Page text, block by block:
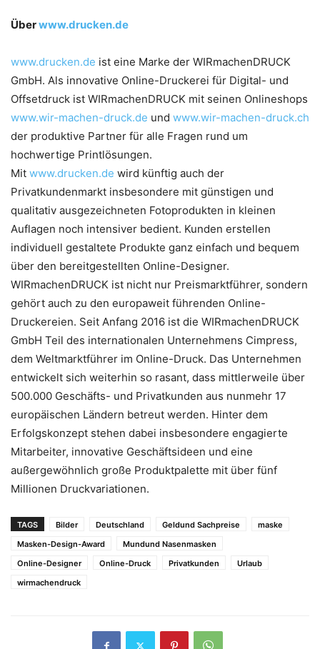
Überwww.drucken.de
www.drucken.de ist eine Marke der WIRmachenDRUCK
GmbH. Als innovative Online-Druckerei für Digital- und
Offsetdruck ist WIRmachenDRUCK mit seinen Onlineshops
www.wir-machen-druck.de und www.wir-machen-druck.ch
der produktive Partner für alle Fragen rund um
hochwertige Printlösungen.
Mit www.drucken.de wird künftig auch der
Privatkundenmarkt insbesondere mit günstigen und
qualitativ ausgezeichneten Fotoprodukten in kleinen
Auflagen noch intensiver bedient. Kunden erstellen
individuell gestaltete Produkte ganz einfach und bequem
über den bereitgestellten Online-Designer.
WIRmachenDRUCK ist nicht nur Preismarktführer, sondern
gehört auch zu den europaweit führenden Online-
Druckereien. Seit Anfang 2016 ist die WIRmachenDRUCK
GmbH Teil des internationalen Unternehmens Cimpress,
dem Weltmarktführer im Online-Druck. Das Unternehmen
entwickelt sich weiterhin so rasant, dass mittlerweile über
500.000 Geschäfts- und Privatkunden aus nunmehr 17
europäischen Ländern betreut werden. Hinter dem
Erfolgskonzept stehen dabei insbesondere engagierte
Mitarbeiter, innovative Geschäftsideen und eine
außergewöhnlich große Produktpalette mit über fünf
Millionen Druckvariationen.
TAGS Bilder Deutschland Geldund Sachpreise
maske
Masken-Design-Award
Mundund Nasenmasken
Online-Designer
Online-Druck Privatkunden
Urlaub
wirmachendruck